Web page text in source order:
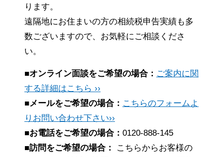
ります。
遠隔地にお住まいの方の相続税申告実績も多
数ございますので、お気軽にご相談くださ
い。
■オンライン面談をご希望の場合： ご案内に関
する詳細はこちら ››
■メールをご希望の場合： こちらのフォームよ
りお問い合わせ下さい››
■お電話をご希望の場合： 0120-888-145
■訪問をご希望の場合：
こちらからお客様の